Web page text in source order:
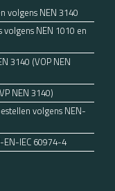
de
productpagina
volgens NEN 3140
volgens NEN 1010 en
3140 (VOP NEN
NEN 3140)
volgens NEN-
EN-IEC 60974-4